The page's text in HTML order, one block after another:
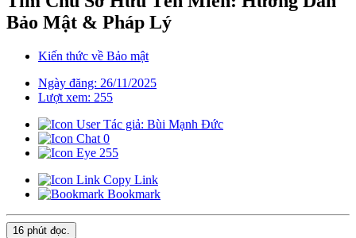
Bảo Mật & Pháp Lý
Kiến thức về Bảo mật
Ngày đăng: 26/11/2025
Lượt xem: 255
Tác giả: Bùi Mạnh Đức
0
255
Copy Link
Bookmark
16 phút đọc.